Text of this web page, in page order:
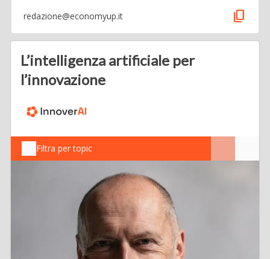
redazione@economyup.it content_copy
L’intelligenza artificiale per
l’innovazione
Filtra per topic